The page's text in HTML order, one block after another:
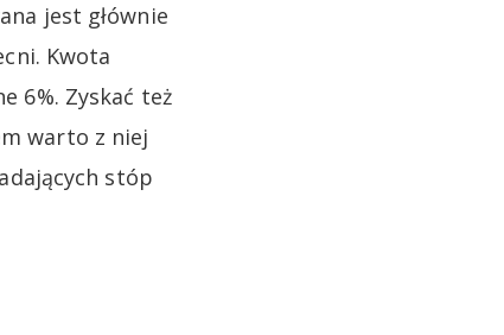
jest głównie
Kwota
6%. Zyskać też
warto z niej
stóp